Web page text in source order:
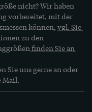
nicht? Wir haben
vorbereitet, mit der
können, vgl. Sie
zu den
finden Sie an
Sie uns gerne an oder
Mail.